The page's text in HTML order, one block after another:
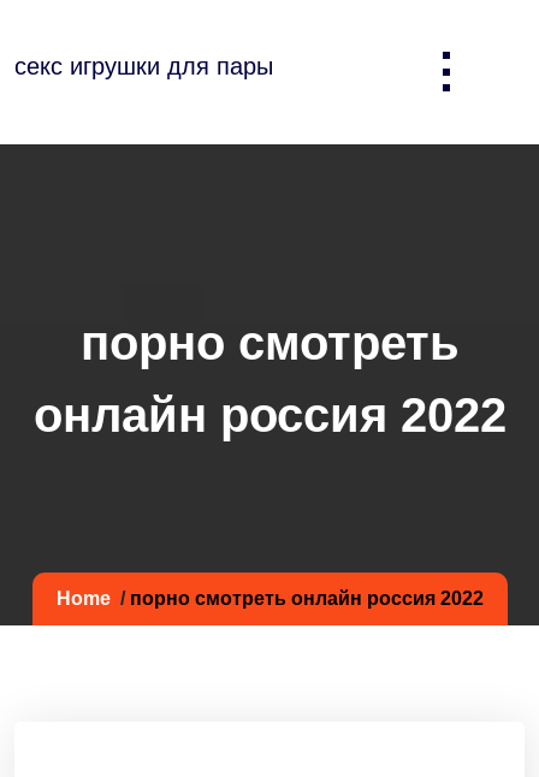
content
секс игрушки для пары
порно смотреть
онлайн россия 2022
Home/ порно смотреть онлайн россия 2022